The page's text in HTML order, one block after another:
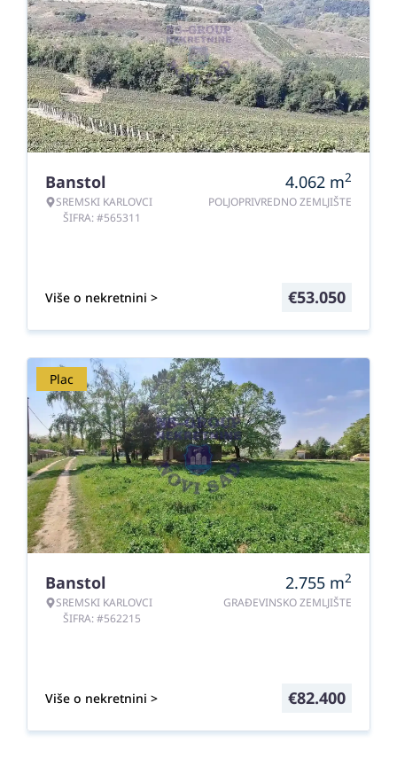
Banstol
SREMSKI KARLOVCI
ŠIFRA: #565311
4.062 m2
POLJOPRIVREDNO ZEMLJIŠTE
Više o nekretnini > €53.050
Plac
Banstol
SREMSKI KARLOVCI
ŠIFRA: #562215
2.755 m2
GRAĐEVINSKO ZEMLJIŠTE
Više o nekretnini > €82.400